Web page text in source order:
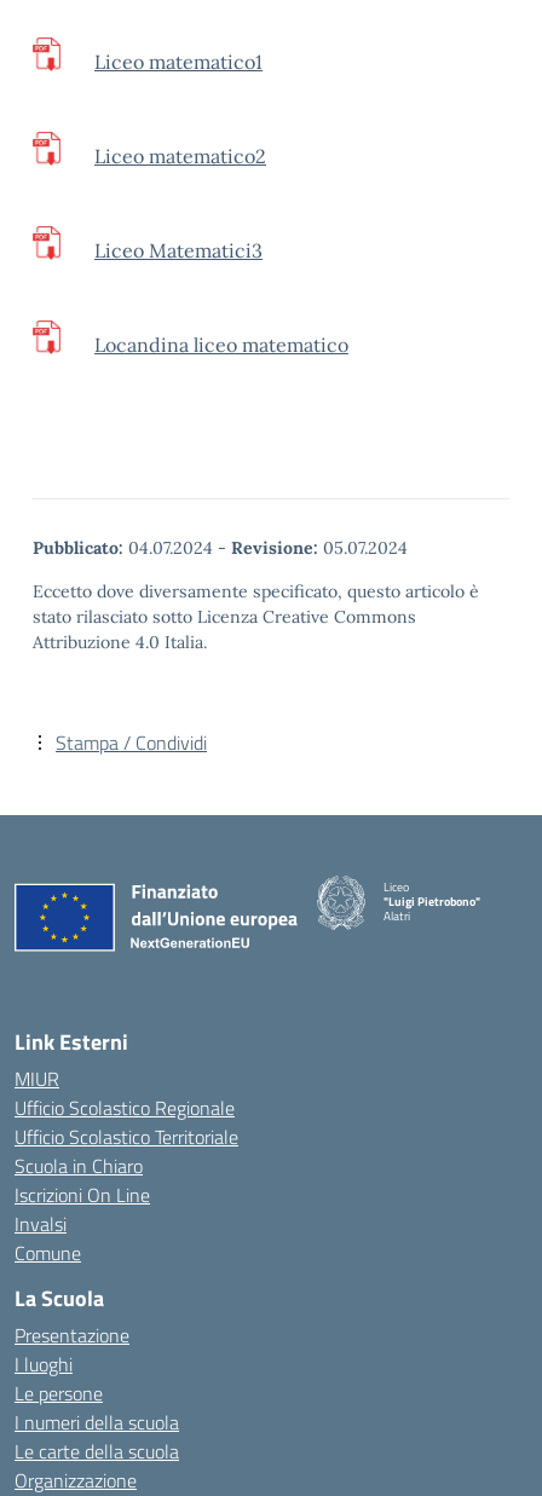
Liceo matematico1
Liceo matematico2
Liceo Matematici3
Locandina liceo matematico
Pubblicato: 04.07.2024 - Revisione: 05.07.2024
Eccetto dove diversamente specificato, questo articolo è
stato rilasciato sotto Licenza Creative Commons
Attribuzione 4.0 Italia.
Stampa / Condividi
Liceo
"Luigi Pietrobono"
Alatri
Link Esterni
MIUR
Ufficio Scolastico Regionale
Ufficio Scolastico Territoriale
Scuola in Chiaro
Iscrizioni On Line
Invalsi
Comune
La Scuola
Presentazione
I luoghi
Le persone
I numeri della scuola
Le carte della scuola
Organizzazione